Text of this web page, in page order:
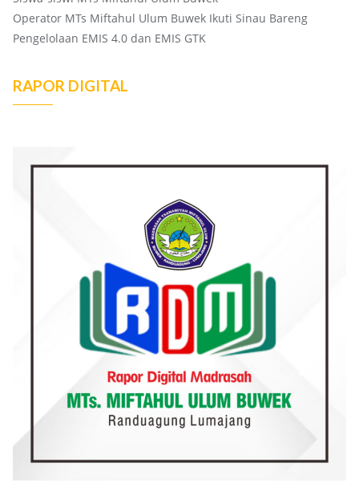
Operator MTs Miftahul Ulum Buwek Ikuti Sinau Bareng
Pengelolaan EMIS 4.0 dan EMIS GTK
RAPOR DIGITAL